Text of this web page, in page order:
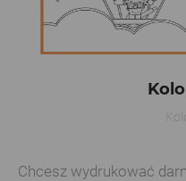
Chcesz wydrukować